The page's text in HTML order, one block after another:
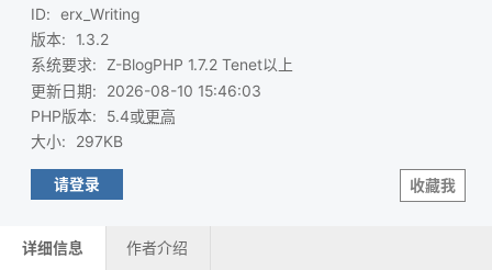
ID:
erx_Writing
版本:
1.3.2
系统要求:
Z-BlogPHP 1.7.2 Tenet以上
更新日期:
2026-08-10 15:46:03
PHP版本: 5.4或更高
大小: 297KB
收藏我
请登录
详细信息 作者介绍